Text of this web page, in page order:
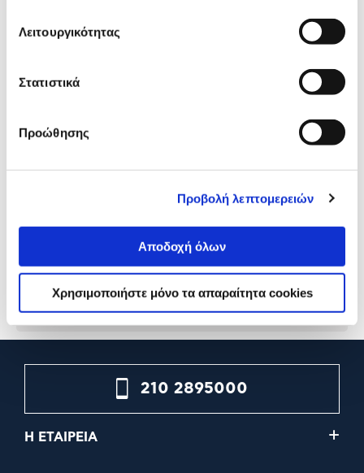
Λειτουργικότητας
Στατιστικά
Προώθησης
Προβολή λεπτομερειών
Αποδοχή όλων
Χρησιμοποιήστε μόνο τα απαραίτητα cookies
Πλαίσιο Χαρτί Φωτ/κο A4 /
Προσθήκη
Πλαίσιο Κουτί
Χάρτινο 34x24x26 cm
Προσθήκη
210 2895000
Η ΕΤΑΙΡΕΙΑ